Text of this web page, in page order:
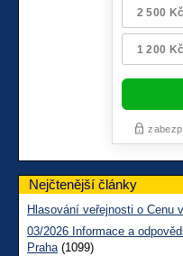
Nejčtenější články
Hlasování veřejnosti o Cenu
03/2026 Informace a
Praha(1099)